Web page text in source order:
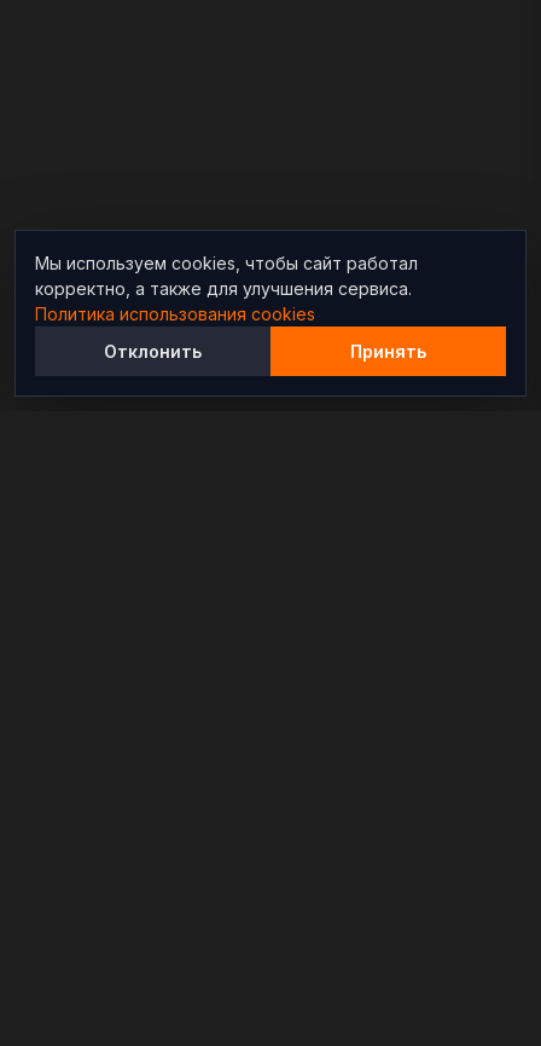
Мы используем cookies, чтобы сайт работал
корректно, а также для улучшения сервиса.
Политика использования cookies
Отклонить
Принять